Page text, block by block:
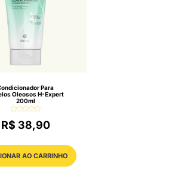
Para
Oleosos H-Expert
200ml
R$ 38,90
AO CARRINHO